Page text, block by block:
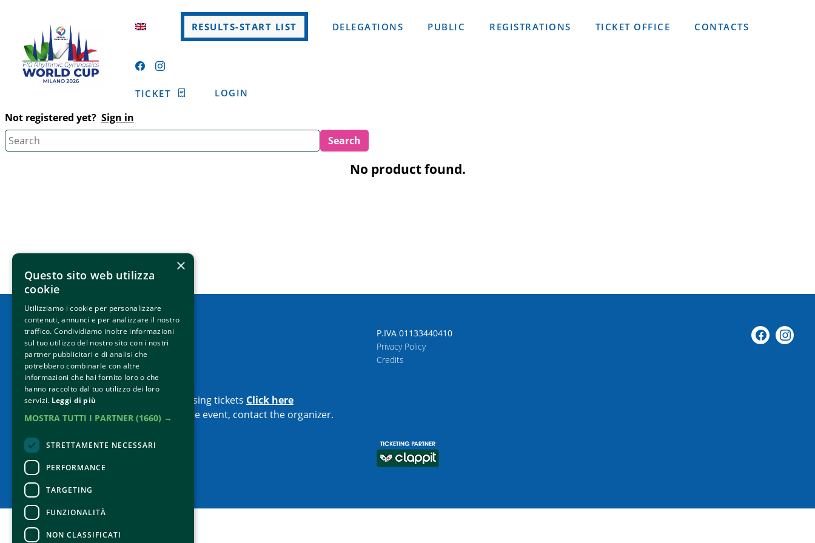
RESULTS-START LIST DELEGATIONS PUBLIC REGISTRATIONS TICKET OFFICE CONTACTS
TICKET LOGIN
Not registered yet? Sign in
No product found.
How to reach us
Contacts
P.IVA 01133440410
Privacy Policy
Credits
Contacts
For information and support in purchasing tickets Click here
For information on the program and the event, contact the organizer.
×
Questo sito web utilizza
cookie
Utilizziamo i cookie per personalizzare
contenuti, annunci e per analizzare il nostro
traffico. Condividiamo inoltre informazioni
sul tuo utilizzo del nostro sito con i nostri
partner pubblicitari e di analisi che
potrebbero combinarle con altre
informazioni che hai fornito loro o che
hanno raccolto dal tuo utilizzo dei loro
servizi. Leggi di più
MOSTRA TUTTI I PARTNER (1660) →
STRETTAMENTE NECESSARI
PERFORMANCE
TARGETING
FUNZIONALITÀ
NON CLASSIFICATI